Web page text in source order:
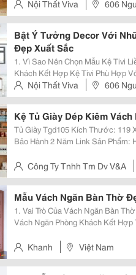
Kế Bắt Mắt, Sang Trọng Và Là Sự
Cho Không Gian Sống Của Gia
Nội Thất Viva
606
Thuận
Bật Ý Tưởng Decor Với
Đẹp Xuất Sắc
1. Vì Sao Nên Chọn Mẫu Kệ Tivi Liền Vách Ngăn?
Khách Kết Hợp Kệ Tivi Phù Hợp Với Nhiều
Gian: Vách Ngăn Phòng Khách
Thiết Kế Tận Dụng Tối Đa Không...
Nội Thất Viva
606
Thuận
Kệ Tủ Giày Dép Kiêm
Tủ Giày Tgd105 Kích Thước: 119 X 35 X 200 Chất Liệu: Gỗ Mdf Phủ Melamin
Bảo Hành 2 Năm Link Sản Phẩm: Https://Noithatvuonganh.com/.../Ke-Tu-Giay-
Chuyên Thiết...
Công Ty Tnhh Tm Dv V&A
Phường Đông Hưng Thuận,
Mẫu Vách Ngăn Bàn Thờ
1. Vai Trò Của Vách Ngăn Bàn Thờ Trong Nhiều Gia Đình Việt Nam, Sử
Vách Ngăn Phòng Khách Kết
Phòng Khách, Mà Còn Mang Ý
Khanh Việt Nam